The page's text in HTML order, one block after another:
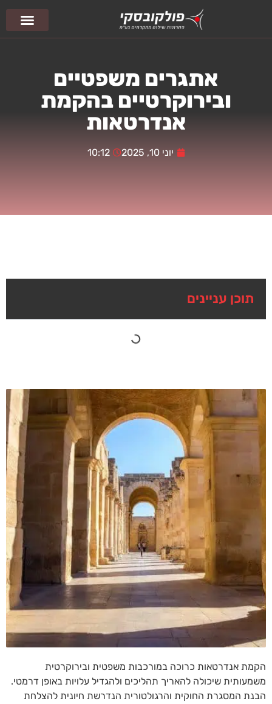
אתגרים משפטיים
ובירוקרטיים בהקמת
אנדרטאות
יוני 10, 2025 10:12
הקמת אנדרטאות כרוכה במורכבות משפטית ובירוקרטית
משמעותית שיכולה להאריך תהליכים ולהגדיל עלויות באופן דרמטי.
הבנת המסגרת החוקית והרגולטורית הנדרשת חיונית להצלחת
תוכן עניינים